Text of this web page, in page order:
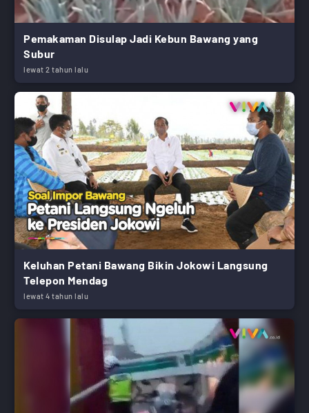
Pemakaman Disulap Jadi Kebun Bawang yang
Subur
lewat 2 tahun lalu
Keluhan Petani Bawang Bikin Jokowi Langsung
Telepon Mendag
lewat 4 tahun lalu